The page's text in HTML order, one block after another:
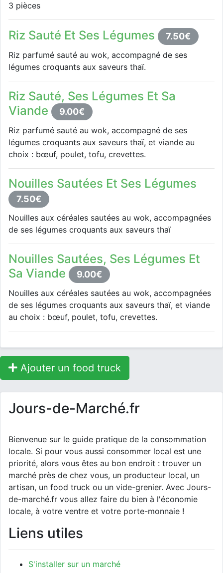
3 pièces
Riz Sauté Et Ses Légumes 7.50€
Riz parfumé sauté au wok, accompagné de ses
légumes croquants aux saveurs thaï.
Riz Sauté, Ses Légumes Et Sa
Viande
9.00€
Riz parfumé sauté au wok, accompagné de ses
légumes croquants aux saveurs thaï, et viande au
choix : bœuf, poulet, tofu, crevettes.
Nouilles Sautées Et Ses Légumes
7.50€
Nouilles aux céréales sautées au wok, accompagnées
de ses légumes croquants aux saveurs thaï
Nouilles Sautées, Ses Légumes Et
Sa Viande
9.00€
Nouilles aux céréales sautées au wok, accompagnées
de ses légumes croquants aux saveurs thaï, et viande
au choix : bœuf, poulet, tofu, crevettes.
Ajouter un food truck
Jours-de-Marché.fr
Bienvenue sur le guide pratique de la consommation
locale. Si pour vous aussi consommer local est une
priorité, alors vous êtes au bon endroit : trouver un
marché près de chez vous, un producteur local, un
artisan, un food truck ou un vide-grenier. Avec Jours-
de-marché.fr vous allez faire du bien à l'économie
locale, à votre ventre et votre porte-monnaie !
Liens utiles
S'installer sur un marché